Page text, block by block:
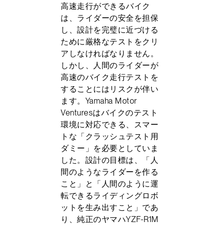
高速走行ができるバイク
は、ライダーの安全を担保
し、設計を完璧に近づける
ために厳格なテストをクリ
アしなければなりません。
しかし、人間のライダーが
高速のバイク走行テストを
することにはリスクが伴い
ます。Yamaha Motor
Venturesはバイクのテスト
環境に対応できる、スマー
トな「クラッシュテスト用
ダミー」を必要としていま
した。設計の目標は、「人
間のようなライダーを作る
こと」と「人間のように運
転できるライディングロボ
ットを生み出すこと」であ
り、純正のヤマハYZF-R1M